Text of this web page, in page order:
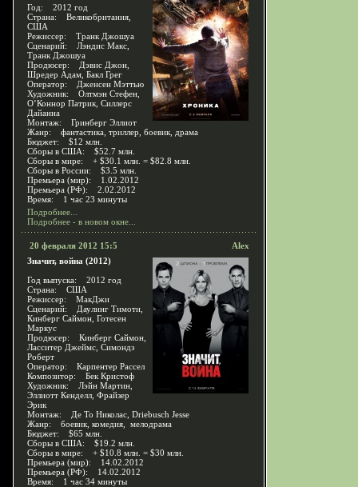
Год: 2012 год
Страна: Великобритания,
США
Режиссер: Транк Джошуа
Сценарий: Лэндис Макс,
Транк Джошуа
Продюсер: Дэвис Джон,
Шредер Адам, Бакл Грег
Оператор: Дженсен Мэттью
Художник: Олтмэн Стефен,
О’Коннор Патрик, Силлерс
Дайанна
Монтаж: Гринберг Эллиот
Жанр: фантастика, триллер, боевик, драма
Бюджет: $12 млн.
Сборы в США: $52.7 млн.
Сборы в мире: + $30.1 млн. = $82.8 млн.
Сборы в России: $3.5 млн.
Премьера (мир): 1.02.2012
Премьера (РФ): 2.02.2012
Время: 1 час 23 минуты
Подробнее...
Подробнее - в новом окне...
20 февраля 2012 15:5
Alex
Значит, война (2012)
Год выпуска: 2012 год
Страна: США
Режиссер: МакДжи
Сценарий: Даулинг Тимоти,
Кинберг Саймон, Готесен
Маркус
Продюсер: Кинберг Саймон,
Ласситер Джеймс, Симондз
Роберт
Оператор: Карпентер Рассел
Композитор: Бек Кристоф
Художник: Лэйн Мартин,
Эллиотт Кенделл, Фрайзер
Эрик
Монтаж: Де То Николас, Driebusch Jesse
Жанр: боевик, комедия, мелодрама
Бюджет: $65 млн.
Сборы в США: $19.2 млн.
Сборы в мире: + $10.8 млн. = $30 млн.
Премьера (мир): 14.02.2012
Премьера (РФ): 14.02.2012
Время: 1 час 34 минуты